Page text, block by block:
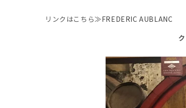
リンクはこちら≫FREDERIC AUBLANC